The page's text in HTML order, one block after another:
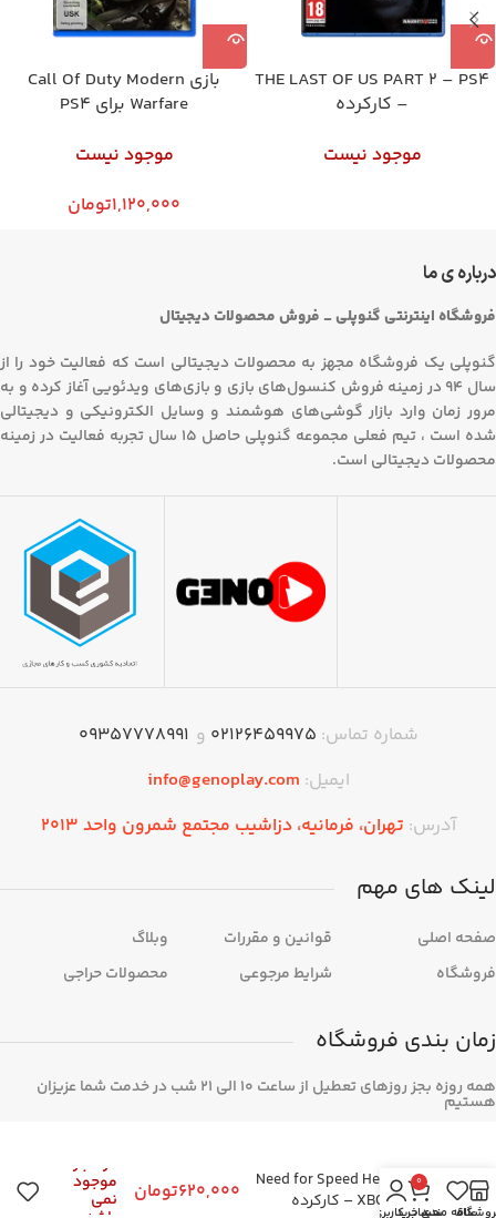
THE LAST OF US PART 2 – PS4
– کارکرده
موجود نیست
بازی Call Of Duty Modern
Warfare برای PS4
موجود نیست
1,120,000تومان
درباره ی ما
فروشگاه اینترنتی گنوپلی _ فروش محصولات دیجیتال
گنوپلی یک فروشگاه مجهز به محصولات دیجیتالی است که فعالیت خود را از
سال 94 در زمینه فروش کنسول‌های بازی و بازی‌های ویدئویی آغاز کرده و به
مرور زمان وارد بازار گوشی‌های هوشمند و وسایل الکترونیکی و دیجیتالی
شده است ، تیم فعلی مجموعه گنوپلی حاصل 15 سال تجربه فعالیت در زمینه
محصولات دیجیتالی است.
شماره تماس: ۰۲۱۲۶۴۵۹۹۷۵ و 09357778991
ایمیل: info@genoplay.com
آدرس: تهران،‌ فرمانیه، دزاشیب مجتمع شمرون واحد 2013
لینک های مهم
صفحه اصلی
فروشگاه
قوانین و مقررات
شرایط مرجوعی
وبلاگ
محصولات حراجی
زمان بندی فروشگاه
همه روزه بجز روزهای تعطیل از ساعت 10 الی 21 شب در خدمت شما عزیزان
هستیم
بازی Need for Speed Heat
برای XBOX – کارکرده
620,000تومان
در انبار
موجود
نمی
علاقه مندی
0
سبد خرید
حساب کاربری من